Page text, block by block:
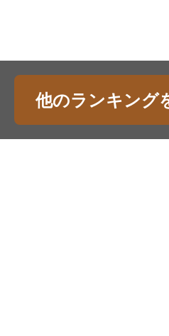
他のランキング